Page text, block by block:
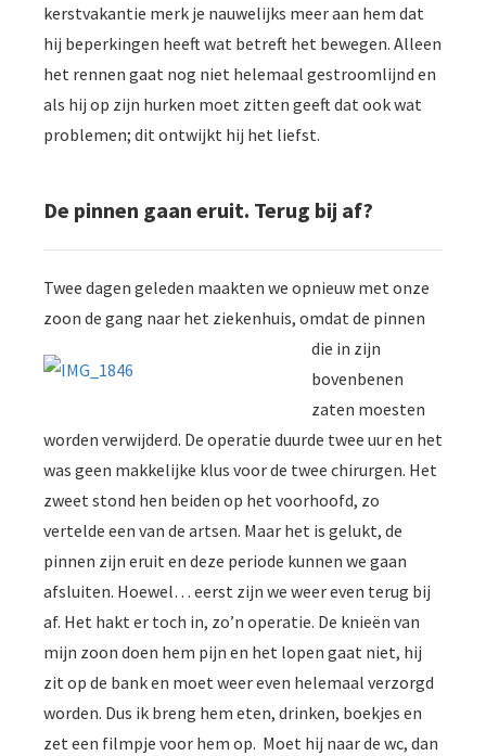
kerstvakantie merk je nauwelijks meer aan hem dat
hij beperkingen heeft wat betreft het bewegen. Alleen
het rennen gaat nog niet helemaal gestroomlijnd en
als hij op zijn hurken moet zitten geeft dat ook wat
problemen; dit ontwijkt hij het liefst.
De pinnen gaan eruit. Terug bij af?
Twee dagen geleden maakten we opnieuw met onze
zoon de gang naar het ziekenhuis, omdat de pinnen
die in zijn
bovenbenen
zaten moesten
worden verwijderd. De operatie duurde twee uur en het
was geen makkelijke klus voor de twee chirurgen. Het
zweet stond hen beiden op het voorhoofd, zo
vertelde een van de artsen. Maar het is gelukt, de
pinnen zijn eruit en deze periode kunnen we gaan
afsluiten. Hoewel… eerst zijn we weer even terug bij
af. Het hakt er toch in, zo’n operatie. De knieën van
mijn zoon doen hem pijn en het lopen gaat niet, hij
zit op de bank en moet weer even helemaal verzorgd
worden. Dus ik breng hem eten, drinken, boekjes en
zet een filmpje voor hem op. Moet hij naar de wc, dan